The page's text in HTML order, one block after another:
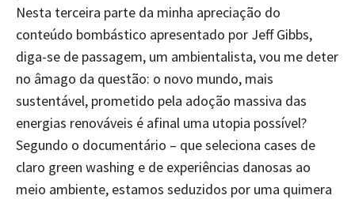
Nesta terceira parte da minha apreciação do
conteúdo bombástico apresentado por Jeff Gibbs,
diga-se de passagem, um ambientalista, vou me deter
no âmago da questão: o novo mundo, mais
sustentável, prometido pela adoção massiva das
energias renováveis é afinal uma utopia possível?
Segundo o documentário – que seleciona cases de
claro green washing e de experiências danosas ao
meio ambiente, estamos seduzidos por uma quimera